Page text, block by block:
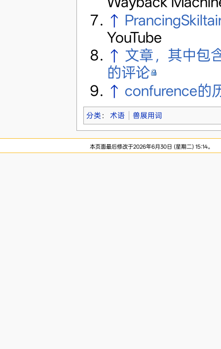
↑
YouTube
↑ 文章，其中包
的评论
↑ confurence的
分类 ： 术语 兽展用词
本页面最后修改于2026年6月30日 (星期二) 15:14。